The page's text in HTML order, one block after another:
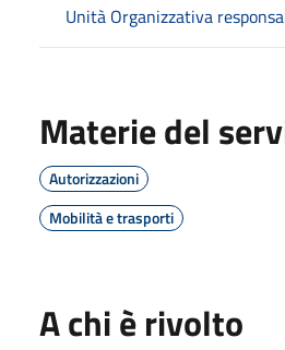
Unità Organizzativa
Materie del
Autorizzazioni
Mobilità e trasporti
A chi è rivolto